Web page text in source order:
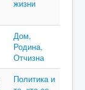
жизни
Дом,
Родина,
Отчизна
Политика и